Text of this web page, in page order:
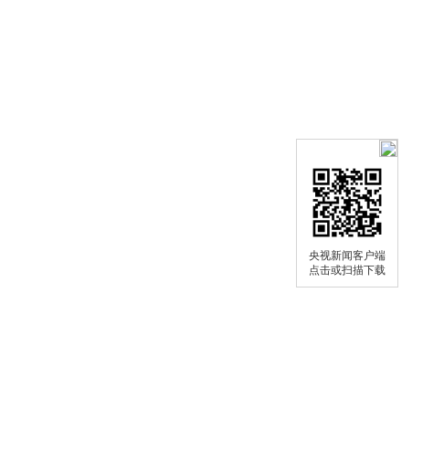
央视新闻客户端
点击或扫描下载